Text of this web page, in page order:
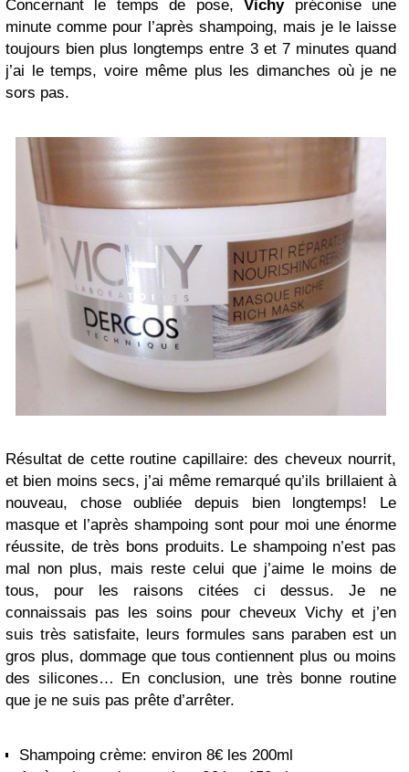
Concernant le temps de pose,Vichypréconise une
minute comme pour l’après shampoing, mais je le laisse
toujours bien plus longtemps entre 3 et 7 minutes quand
j’ai le temps, voire même plus les dimanches où je ne
sors pas.
Résultat de cette routine capillaire: des cheveux nourrit,
et bien moins secs, j’ai même remarqué qu’ils brillaient à
nouveau, chose oubliée depuis bien longtemps! Le
masque et l’après shampoing sont pour moi une énorme
réussite, de très bons produits. Le shampoing n’est pas
mal non plus, mais reste celui que j’aime le moins de
tous, pour les raisons citées ci dessus. Je ne
connaissais pas les soins pour cheveux Vichy et j’en
suis très satisfaite, leurs formules sans paraben est un
gros plus, dommage que tous contiennent plus ou moins
des silicones… En conclusion, une très bonne routine
que je ne suis pas prête d’arrêter.
Shampoing crème: environ 8€ les 200ml